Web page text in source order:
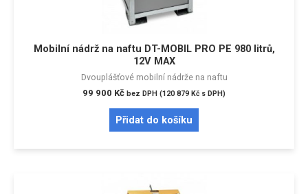
Mobilní nádrž na naftu DT-MOBIL PRO PE 980 litrů,
12V MAX
Dvouplášťové mobilní nádrže na naftu
99 900 Kč bez DPH (120 879 Kč s DPH)
Přidat do košíku